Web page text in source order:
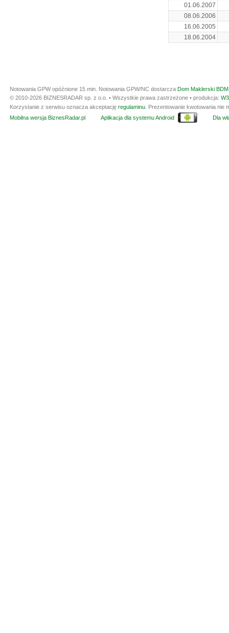
01.06.2007
08.06.2006
16.06.2005
18.06.2004
Notowania GPW opóźnione 15 min. Notowania GPW/NC dostarcza Dom Maklerski
© 2010-2026 BIZNESRADAR sp. z o.o. • Wszystkie prawa zastrzeżone • produkcja:
Korzystanie z serwisu oznacza akceptację regulaminu . Prezentowanie kwotowania
Mobilna wersja BiznesRadar.pl
Aplikacja dla systemu Android Dla